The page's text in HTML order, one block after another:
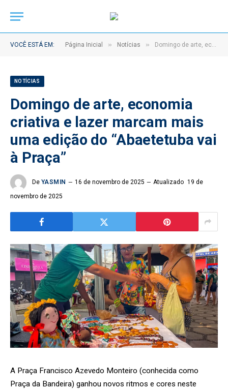
VOCÊ ESTÁ EM: Página Inicial » Notícias » Domingo de arte, economia criativa e lazer marcam mais uma edição do “Abaetetuba vai à Praça”
NOTÍCIAS
Domingo de arte, economia
criativa e lazer marcam mais
uma edição do “Abaetetuba vai
à Praça”
De YASMIN 16 de novembro de 2025 Atualizado 19 de
novembro de 2025
A Praça Francisco Azevedo Monteiro (conhecida como
Praça da Bandeira) ganhou novos ritmos e cores neste